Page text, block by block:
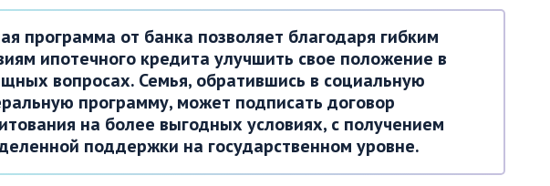
программа от банка позволяет благодаря гибким
ипотечного кредита улучшить свое положение в
вопросах. Семья, обратившись в социальную
программу, может подписать договор
на более выгодных условиях, с получением
поддержки на государственном уровне.